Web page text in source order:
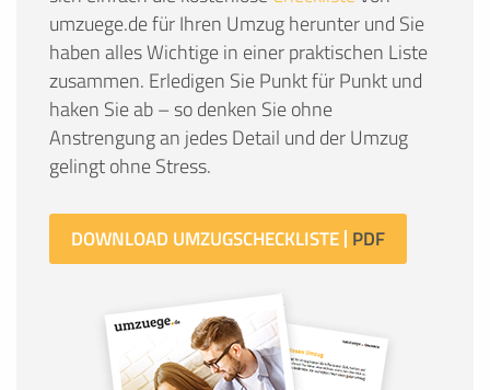
umzuege.de für Ihren Umzug herunter und Sie
haben alles Wichtige in einer praktischen Liste
zusammen. Erledigen Sie Punkt für Punkt und
haken Sie ab – so denken Sie ohne
Anstrengung an jedes Detail und der Umzug
gelingt ohne Stress.
DOWNLOAD UMZUGSCHECKLISTE